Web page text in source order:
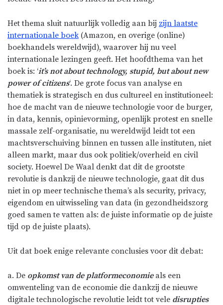
Het thema sluit natuurlijk volledig aan bij zijn laatste
internationale boek(Amazon, en overige (online)
boekhandels wereldwijd), waarover hij nu veel
internationale lezingen geeft. Het hoofdthema van het
boek is: ‘it’s not about technology, stupid, but about new
power of citizens‘. De grote focus van analyse en
thematiek is strategisch en dus cultureel en institutioneel:
hoe de macht van de nieuwe technologie voor de burger,
in data, kennis, opinievorming, openlijk protest en snelle
massale zelf-organisatie, nu wereldwijd leidt tot een
machtsverschuiving binnen en tussen alle instituten, niet
alleen markt, maar dus ook politiek/overheid en civil
society. Hoewel De Waal denkt dat dit de grootste
revolutie is dankzij de nieuwe technologie, gaat dit dus
niet in op meer technische thema’s als security, privacy,
eigendom en uitwisseling van data (in gezondheidszorg
goed samen te vatten als: de juiste informatie op de juiste
tijd op de juiste plaats).
Uit dat boek enige relevante conclusies voor dit debat:
a. De opkomst van de platformeconomieals een
omwenteling van de economie die dankzij de nieuwe
digitale technologische revolutie leidt tot vele disrupties